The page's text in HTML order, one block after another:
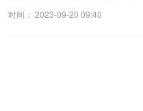
时间： 2023-09-20 09:40